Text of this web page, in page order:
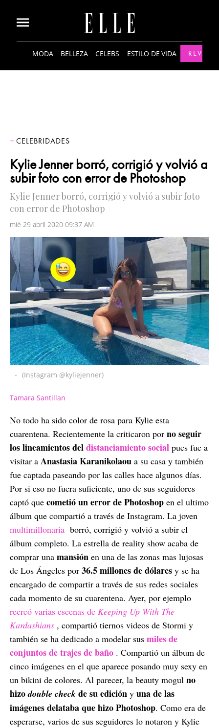
MODA BELLEZA CELEBS ESTILO DE VIDA
CELEBRIDADES
Kylie Jenner borró, corrigió y volvió a
subir foto con error de Photoshop
Kylie Jenner borró, corrigió y volvió a subir foto
con error de Photoshop
mié 29 abril 2020 09:37 AM
- (Instagram @kyliejenner)
Tamara Santillan
No todo ha sido color de rosa para Kylie esta
cuarentena. Recientemente la criticaron por no seguir
los lineamientos deldistanciamiento social pues fue a
visitar a Anastasia Karanikolaou a su casa y también
fue captada paseando por las calles hace algunos días.
Por si eso no fuera suficiente, uno de sus seguidores
captó que cometió un error de Photoshop en el ultimo
álbum que compartió a través de Instagram. La joven
multimillonaria borró, corrigió y volvió a subir el
álbum completo. La estrella de reality show acaba de
comprar una mansión en una de las zonas mas lujosas
de Los Ángeles por 36.5 millones de dólares y se ha
encargado de compartir a través de sus redes sociales
cada momento de su cuarentena. Ayer, por ejemplo
recreó varias escenas de Keeping Up With The
Kardashians , compartió tiernos videos de Stormi y
también se ha dedicado a modelar sus miles de
conjuntos de trajes de baño . Compartió un álbum de
cinco imágenes en el que aparece posando muy sexy en
un bikini de colores. Al parecer, la beauty mogul no
hizodouble check de su edición y una de las
imágenes delataba que hizo Photoshop. Como era de
esperarse, varios de sus seguidores lo notaron y Kylie